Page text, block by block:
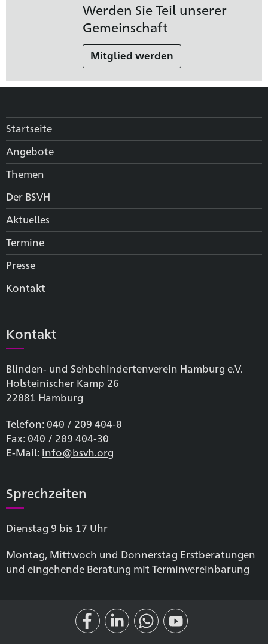
Werden Sie Teil unserer
Gemeinschaft
Mitglied werden
Startseite
Angebote
Themen
Der BSVH
Aktuelles
Termine
Presse
Kontakt
Kontakt
Blinden- und Sehbehinderten­verein Hamburg e.V.
Holsteinischer Kamp 26
22081 Hamburg
Telefon: 040 / 209 404-0
Fax: 040 / 209 404-30
E-Mail: info@bsvh.org
Sprechzeiten
Dienstag 9 bis 17 Uhr
Montag, Mittwoch und Donnerstag Erstberatungen
und eingehende Beratung mit Terminvereinbarung